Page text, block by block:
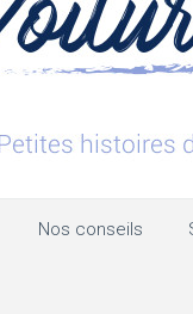
Nos conseils